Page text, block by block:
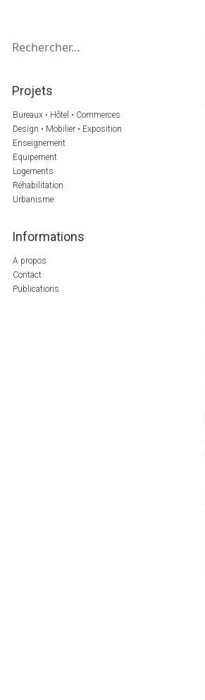
Emmanuel Combarel
Architectes
Agence d'architecture ECDM –
Bâtiments, Logement, Bureaux, etc.
Rechercher :
Projets
Bureaux • Hôtel • Commerces
Design • Mobilier • Exposition
Enseignement
Equipement
Logements
Réhabilitation
Urbanisme
Informations
A propos
Contact
Publications